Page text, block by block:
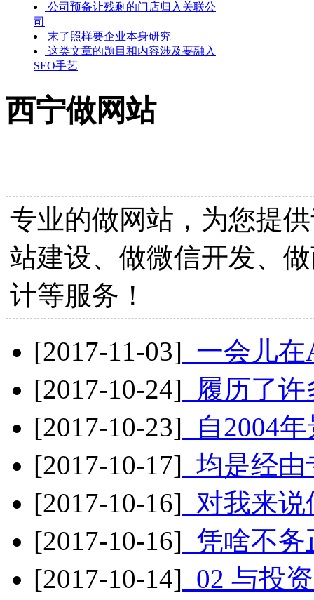
公司预备让残剩的门店归入关联公
司
末了照样要企业本身研究
这类文章的题目和内容涉及要融入
SEO手艺
西宁做网站
专业的做网站，为您提
站建设、做微信开发、
计等服务！
[2017-11-03] 一会儿
[2017-10-24] 履历了
[2017-10-23] 自2004
[2017-10-17] 均是经由
[2017-10-16] 对我来
[2017-10-16] 凭啥不
[2017-10-14] 02 与投